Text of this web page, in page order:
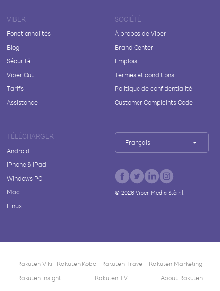
VIBER
Fonctionnalités
Blog
Sécurité
Viber Out
Tarifs
Assistance
SOCIÉTÉ
À propos de Viber
Brand Center
Emplois
Termes et conditions
Politique de confidentialité
Customer Complaints Code
TÉLÉCHARGER
Android
iPhone & iPad
Windows PC
Mac
Linux
Français
© 2026Viber Media S.à r.l.
Rakuten Viki Rakuten Kobo Rakuten Travel
Rakuten Marketing
Rakuten Insight
Rakuten TV About Rakuten